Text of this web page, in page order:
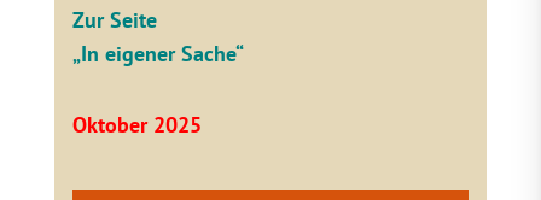
Zur Seite
„In eigener Sache“
Oktober 2025